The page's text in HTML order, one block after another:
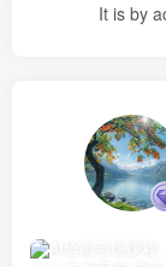
It is by